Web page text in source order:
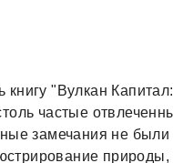
"Вулкан
частые
замечания не были
природы,